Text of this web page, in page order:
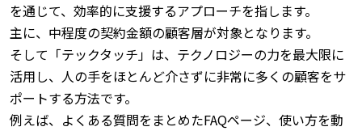
を通じて、効率的に支援するアプローチを指します。
主に、中程度の契約金額の顧客層が対象となります。
そして「テックタッチ」は、テクノロジーの力を最大限に
活用し、人の手をほとんど介さずに非常に多くの顧客をサ
ポートする方法です。
例えば、よくある質問をまとめたFAQページ、使い方を動